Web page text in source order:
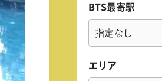
BTS最寄駅
エリア